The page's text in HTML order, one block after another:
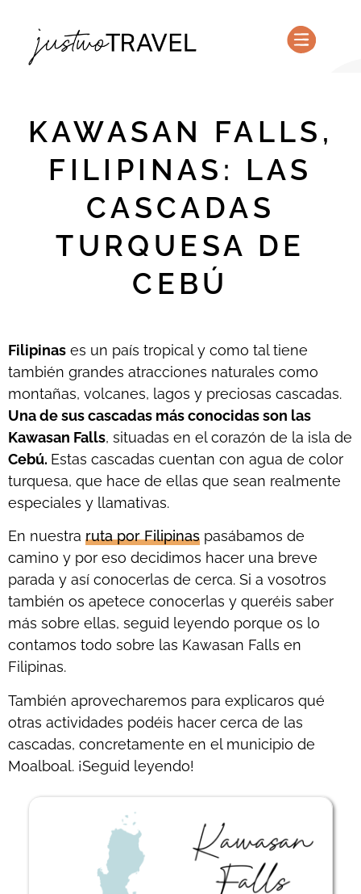
KAWASAN FALLS,
FILIPINAS: LAS
CASCADAS
TURQUESA DE
CEBÚ
Filipinas es un país tropical y como tal tiene
también grandes atracciones naturales como
montañas, volcanes, lagos y preciosas cascadas.
Una de sus cascadas más conocidas son las
Kawasan Falls, situadas en el corazón de la isla de
Cebú. Estas cascadas cuentan con agua de color
turquesa, que hace de ellas que sean realmente
especiales y llamativas.
En nuestra ruta por Filipinas pasábamos de
camino y por eso decidimos hacer una breve
parada y así conocerlas de cerca. Si a vosotros
también os apetece conocerlas y queréis saber
más sobre ellas, seguid leyendo porque os lo
contamos todo sobre las Kawasan Falls en
Filipinas.
También aprovecharemos para explicaros qué
otras actividades podéis hacer cerca de las
cascadas, concretamente en el municipio de
Moalboal. ¡Seguid leyendo!